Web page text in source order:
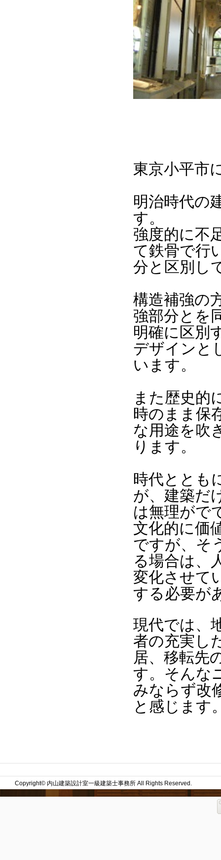
東京小平市
明治時代の
す。
強度的に不
て鉄骨で行
分と区別し
構造補強の
強部分とを
明確に区別
デザインと
います。
また歴史的
時のまま保
な用途を吹
ります。
時代ととも
が、建築だ
は無理がで
文化的に価
ですが、そ
る場合は、
変化させて
する必要が
現代では、
者の充実し
居、移転先
す。そんな
みならず改
と感じます
Copyright© 内山建築設計室一級建築士事務所 All Rights Reserved.